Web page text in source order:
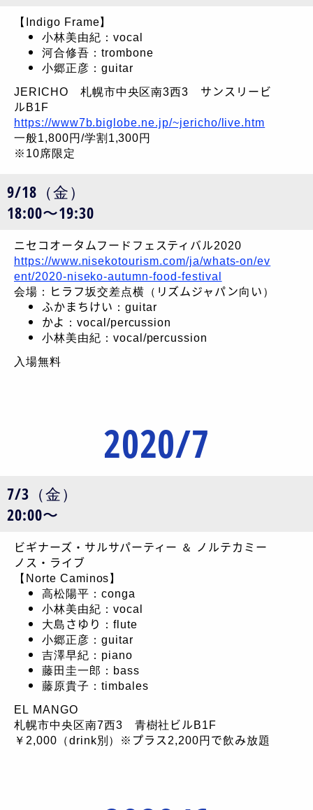
【Indigo Frame】
小林美由紀：vocal
河合修吾：trombone
小郷正彦：guitar
JERICHO 札幌市中央区南3西3 サンスリービ
ルB1F
https://www7b.biglobe.ne.jp/~jericho/live.htm
一般1,800円/学割1,300円
※10席限定
9/18（金）
18:00〜19:30
ニセコオータムフードフェスティバル2020
https://www.nisekotourism.com/ja/whats-on/ev
ent/2020-niseko-autumn-food-festival
会場：ヒラフ坂交差点横（リズムジャパン向い）
ふかまちけい：guitar
かよ：vocal/percussion
小林美由紀：vocal/percussion
入場無料
2020/7
7/3（金）
20:00〜
ビギナーズ・サルサパーティー ＆ ノルテカミー
ノス・ライブ
【Norte Caminos】
高松陽平：conga
小林美由紀：vocal
大島さゆり：flute
小郷正彦：guitar
吉澤早紀：piano
藤田圭一郎：bass
藤原貴子：timbales
EL MANGO
札幌市中央区南7西3 青樹社ビルB1F
￥2,000（drink別）※プラス2,200円で飲み放題